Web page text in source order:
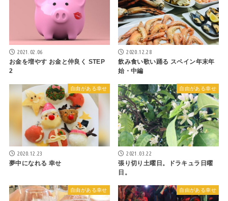
2021.02.06
お金を増やす お金と仲良く STEP
2
2020.12.28
飲み食い歌い踊る スペイン年末年
始・中編
自由がある幸せ
2020.12.23
夢中になれる 幸せ
自由がある幸せ
2021.03.22
張り切り土曜日。ドラキュラ日曜
日。
自由がある幸せ 自由がある幸せ